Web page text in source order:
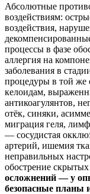
Абсолютные
воздействиям:
воздействия,
процессы в фазе
аллергия на
заболевания в
процедуры в той же
келоидам,
антикоагулянтов,
отёк, синяки,
миграция геля,
— сосудистая
артерий, ишемия
неправильных
обострение
осложнений — у
безопасные планы